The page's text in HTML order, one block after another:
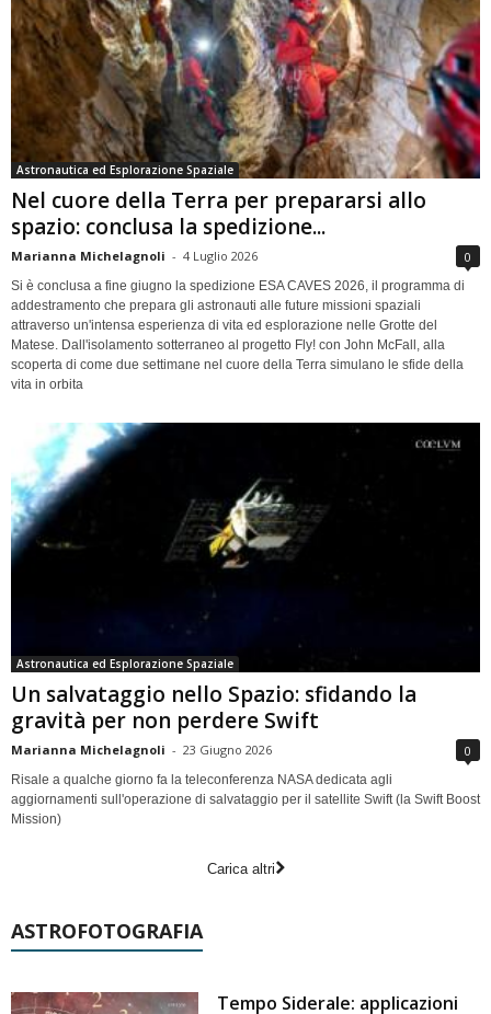
Astronautica ed Esplorazione Spaziale
Nel cuore della Terra per prepararsi allo
spazio: conclusa la spedizione...
Marianna Michelagnoli - 4 Luglio 2026 0
Si è conclusa a fine giugno la spedizione ESA CAVES 2026, il programma di
addestramento che prepara gli astronauti alle future missioni spaziali
attraverso un'intensa esperienza di vita ed esplorazione nelle Grotte del
Matese. Dall'isolamento sotterraneo al progetto Fly! con John McFall, alla
scoperta di come due settimane nel cuore della Terra simulano le sfide della
vita in orbita
Astronautica ed Esplorazione Spaziale
Un salvataggio nello Spazio: sfidando la
gravità per non perdere Swift
Marianna Michelagnoli - 23 Giugno 2026 0
Risale a qualche giorno fa la teleconferenza NASA dedicata agli
aggiornamenti sull'operazione di salvataggio per il satellite Swift (la Swift Boost
Mission)
Carica altri
ASTROFOTOGRAFIA
Tempo Siderale: applicazioni